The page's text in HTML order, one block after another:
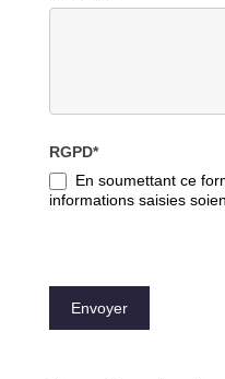
RGPD*
En soumettant ce
informations saisies
Envoyer